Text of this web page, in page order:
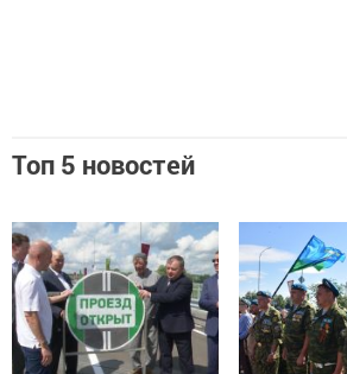
Топ 5 новостей